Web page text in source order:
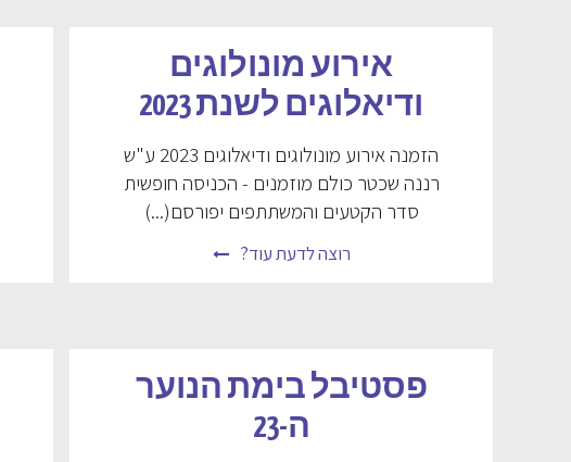
אירוע מונולוגים
ודיאלוגים לשנת 2023
הזמנה אירוע מונולוגים ודיאלוגים 2023 ע"ש
רננה שכטר כולם מוזמנים - הכניסה חופשית
סדר הקטעים והמשתתפים יפורסם(...)
רוצה לדעת עוד?
פסטיבל בימת הנוער
ה-23